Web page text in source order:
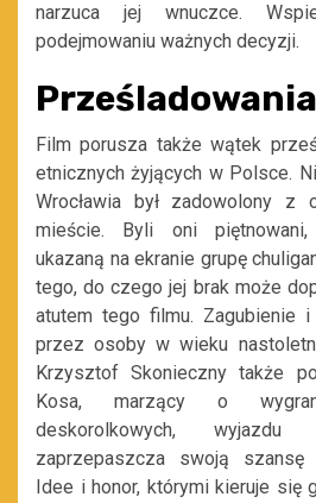
narzuca jej wnuczce.
podejmowaniu ważnych decyzji.
Film porusza także wątek
etnicznychżyjących w Polsce.
Wrocławia był zadowolony z
mieście. Byli oni piętnowani,
ukazaną na ekranie grupę
tego, do czego jej brak może
atutem tego filmu. Zagubienie
przez osoby w wieku
Krzysztof Skonieczny także
Kosa, marzący o
deskorolkowych, wyjazdu
zaprzepaszcza swoją szansę
Idee i honor, którymi kieruje się